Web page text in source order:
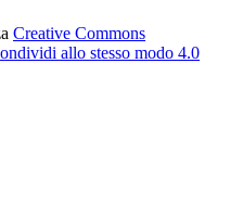
Creative Commons
allo stesso modo 4.0